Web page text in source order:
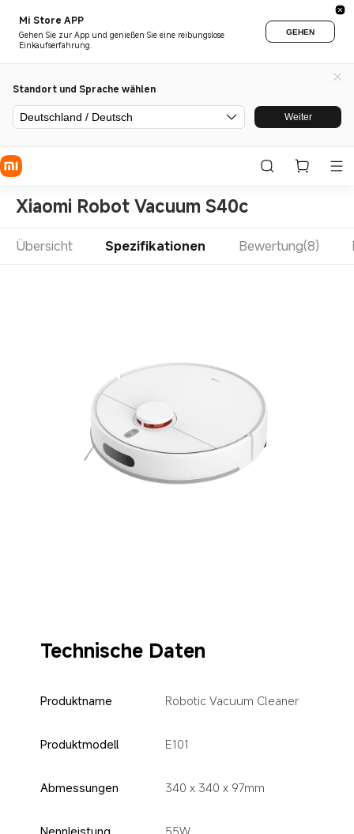
Mi Store APP
Gehen Sie zur App und genießen Sie eine reibungslose
Einkaufserfahrung.
GEHEN
Standort und Sprache wählen
Deutschland / Deutsch Weiter
Xiaomi Robot Vacuum S40c
Übersicht Spezifikationen Bewertung(8)
Technische Daten
Produktname Robotic Vacuum Cleaner
Produktmodell E101
Abmessungen 340 x 340 x 97mm